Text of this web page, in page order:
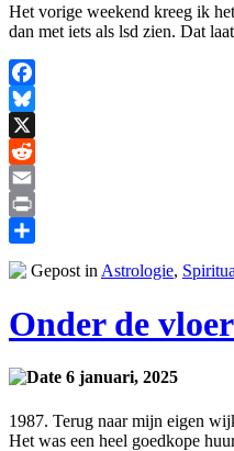
Het vorige weekend kreeg ik
dan met iets als lsd zien. Dat
Facebook
Bluesky
X
Reddit
Email
Print
Gepost in Astrologie,
Onder de
6 januari, 2025
1987. Terug naar mijn eigen
Het was een heel goedkope